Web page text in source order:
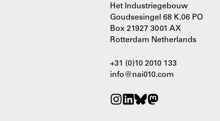
Het Industriegebouw
Goudsesingel 68 K.06 PO
Box 21927 3001 AX
Rotterdam Netherlands
+31 (0)10 2010 133
info@nai010.com